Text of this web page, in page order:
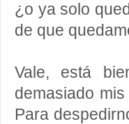
¿o ya solo
de que
Vale, está
demasiado
Para